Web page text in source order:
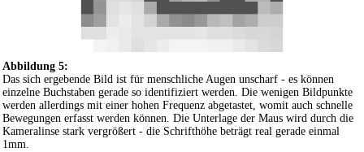
Abbildung 5:
Das sich ergebende Bild ist für menschliche Augen unscharf - es können
einzelne Buchstaben gerade so identifiziert werden. Die wenigen Bildpunkte
werden allerdings mit einer hohen Frequenz abgetastet, womit auch schnelle
Bewegungen erfasst werden können. Die Unterlage der Maus wird durch die
Kameralinse stark vergrößert - die Schrifthöhe beträgt real gerade einmal
1mm.